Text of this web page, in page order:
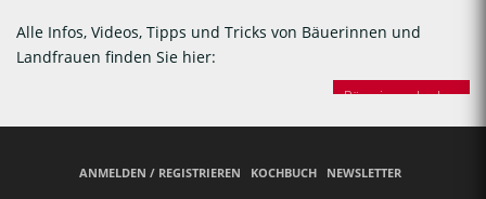
Alle Infos, Videos, Tipps und Tricks von Bäuerinnen und
Landfrauen finden Sie hier:
Bäuerinnen backen
ANMELDEN / REGISTRIEREN KOCHBUCH NEWSLETTER